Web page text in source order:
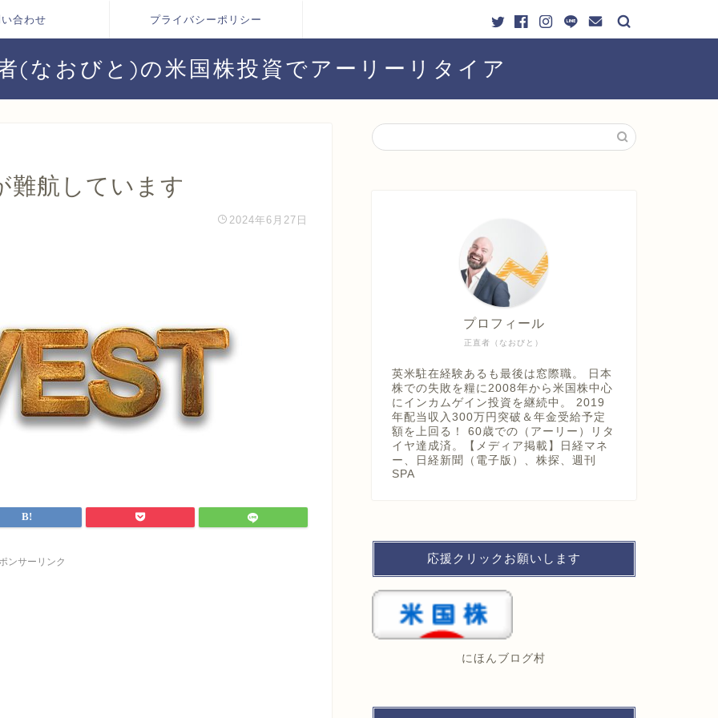
合わせ プライバシーポリシー
(なおびと)の米国株投資でアーリーリタイア
航しています
2024年6月27日
ンサーリンク
正直者（なおびと）
プロフィール
英米駐在経験あるも最後は窓際職。 日本
株での失敗を糧に2008年から米国株中心
にインカムゲイン投資を継続中。 2019
年配当収入300万円突破＆年金受給予定
額を上回る！ 60歳での（アーリー）リタ
イヤ達成済。【メディア掲載】日経マネ
ー、日経新聞（電子版）、株探、週刊
SPA
応援クリックお願いします
にほんブログ村